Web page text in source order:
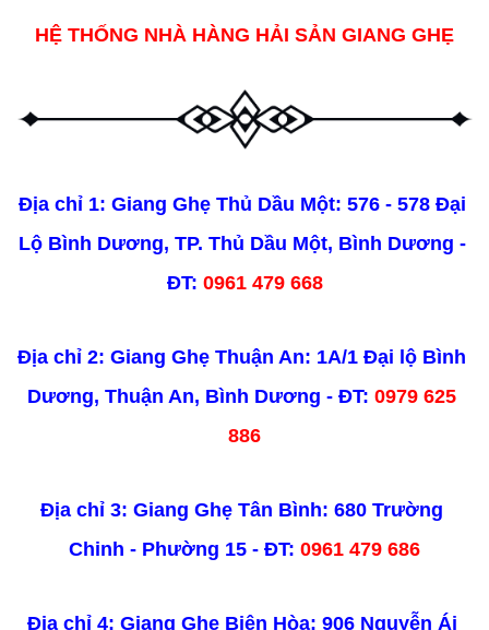
HỆ THỐNG NHÀ HÀNG HẢI SẢN GIANG GHẸ
Địa chỉ 1: Giang Ghẹ Thủ Dầu Một: 576 - 578 Đại
Lộ Bình Dương, TP. Thủ Dầu Một, Bình Dương -
ĐT: 0961 479 668
Địa chỉ 2: Giang Ghẹ Thuận An: 1A/1 Đại lộ Bình
Dương, Thuận An, Bình Dương - ĐT: 0979 625
886
Địa chỉ 3: Giang Ghẹ Tân Bình: 680 Trường
Chinh - Phường 15 - ĐT: 0961 479 686
Địa chỉ 4: Giang Ghẹ Biên Hòa: 906 Nguyễn Ái